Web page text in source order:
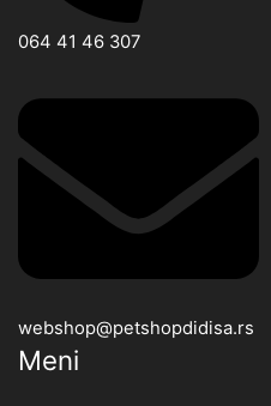
064 41 46 307
webshop@petshopdidisa.rs
Meni